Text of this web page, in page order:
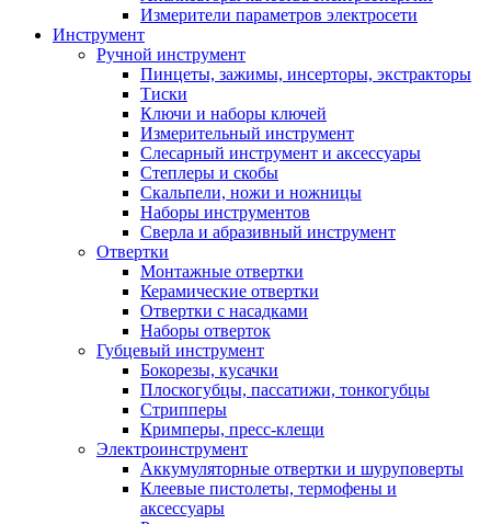
Измерители параметров электросети
Инструмент
Ручной инструмент
Пинцеты, зажимы, инсерторы, экстракторы
Тиски
Ключи и наборы ключей
Измерительный инструмент
Слесарный инструмент и аксессуары
Степлеры и скобы
Скальпели, ножи и ножницы
Наборы инструментов
Сверла и абразивный инструмент
Отвертки
Монтажные отвертки
Керамические отвертки
Отвертки с насадками
Наборы отверток
Губцевый инструмент
Бокорезы, кусачки
Плоскогубцы, пассатижи, тонкогубцы
Стрипперы
Кримперы, пресс-клещи
Электроинструмент
Аккумуляторные отвертки и шуруповерты
Клеевые пистолеты, термофены и
аксессуары